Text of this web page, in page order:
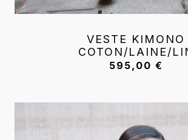
VESTE KIMONO
COTON/LAINE/
595,00 €